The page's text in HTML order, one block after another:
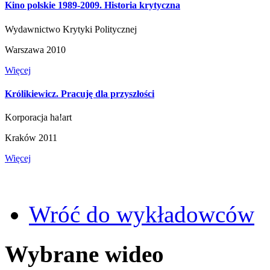
Kino polskie 1989-2009. Historia krytyczna
Wydawnictwo Krytyki Politycznej
Warszawa 2010
Więcej
Królikiewicz. Pracuję dla przyszłości
Korporacja ha!art
Kraków 2011
Więcej
Wróć do wykładowców
Wybrane wideo